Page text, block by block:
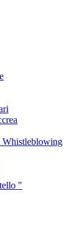
Whistleblowing
"